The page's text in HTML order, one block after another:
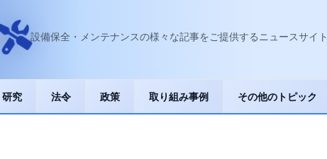
設備保全・メンテナンスの様々な記事をご提供するニュースサイト
研究 法令 政策 取り組み事例 その他のトピック